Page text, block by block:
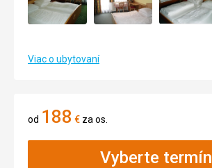
Viac o ubytovaní
od 188 € za os.
Vyberte termín